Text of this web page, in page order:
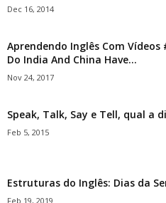
Dec 16, 2014
Aprendendo Inglês Com Vídeos
Do India And China Have...
Nov 24, 2017
Speak, Talk, Say e Tell, qual a
Feb 5, 2015
Estruturas do Inglês: Dias da
Feb 19, 2019